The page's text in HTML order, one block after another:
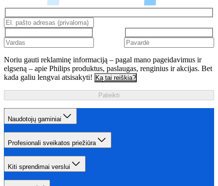
Noriu gauti reklaminę informaciją – pagal mano pageidavimus ir
elgseną – apie Philips produktus, paslaugas, renginius ir akcijas. Bet
kada galiu lengvai atsisakyti! Ką tai reiškia?
Pateikti
Naudotojų gaminiai
Profesionali sveikatos priežiūra
Kiti sprendimai verslui